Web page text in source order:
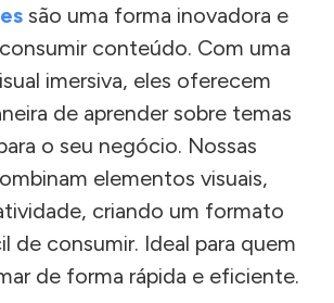
são uma forma inovadora e
conteúdo. Com uma
imersiva, eles oferecem
de aprender sobre temas
o seu negócio. Nossas
elementos visuais,
criando um formato
de consumir. Ideal para quem
de forma rápida e eficiente.